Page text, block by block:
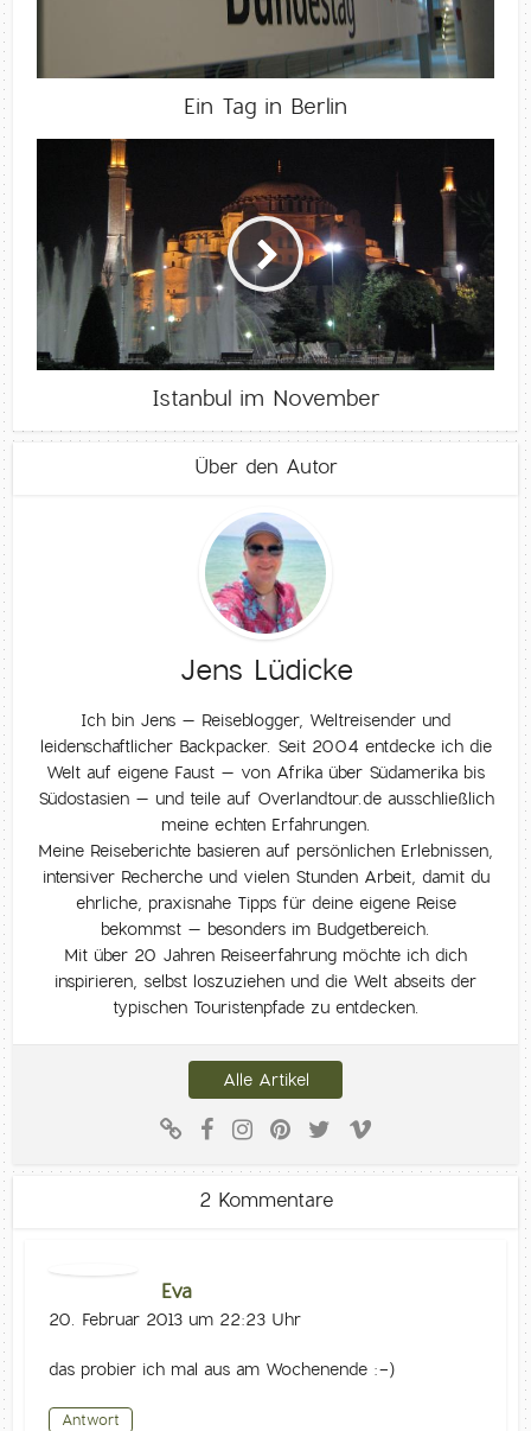
Ein Tag in Berlin
Istanbul im November
Über den Autor
Jens Lüdicke
Ich bin Jens – Reiseblogger, Weltreisender und
leidenschaftlicher Backpacker. Seit 2004 entdecke ich die
Welt auf eigene Faust – von Afrika über Südamerika bis
Südostasien – und teile auf Overlandtour.de ausschließlich
meine echten Erfahrungen.
Meine Reiseberichte basieren auf persönlichen Erlebnissen,
intensiver Recherche und vielen Stunden Arbeit, damit du
ehrliche, praxisnahe Tipps für deine eigene Reise
bekommst – besonders im Budgetbereich.
Mit über 20 Jahren Reiseerfahrung möchte ich dich
inspirieren, selbst loszuziehen und die Welt abseits der
typischen Touristenpfade zu entdecken.
Alle Artikel
2 Kommentare
Eva
20. Februar 2013 um 22:23 Uhr
das probier ich mal aus am Wochenende :-)
Antwort